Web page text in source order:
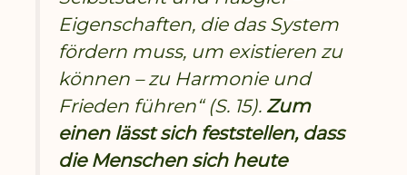
Eigenschaften, die das System
fördern muss, um existieren zu
können – zu Harmonie und
Frieden führen“ (S. 15). Zum
einen lässt sich feststellen, dass
die Menschen sich heute